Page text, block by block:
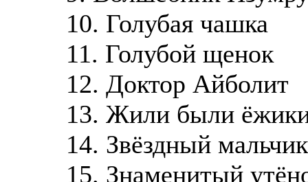
10. Голубая чашка
11. Голубой щенок
12. Доктор Айболит
13. Жили были
14. Звёздный мальчик
15. Знаменитый